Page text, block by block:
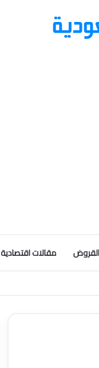
مقالات اقتصادية